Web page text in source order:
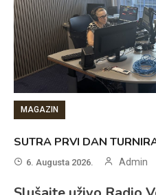
MAGAZIN
SUTRA PRVI DAN
6. Augusta 2026. Admin